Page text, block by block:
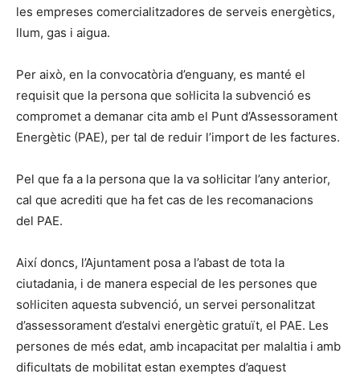
les empreses comercialitzadores de serveis energètics,
llum, gas i aigua.
Per això, en la convocatòria d’enguany, es manté el
requisit que la persona que sol·licita la subvenció es
compromet a demanar cita amb el Punt d’Assessorament
Energètic (PAE), per tal de reduir l’import de les factures.
Pel que fa a la persona que la va sol·licitar l’any anterior,
cal que acrediti que ha fet cas de les recomanacions
del PAE.
Així doncs, l’Ajuntament posa a l’abast de tota la
ciutadania, i de manera especial de les persones que
sol·liciten aquesta subvenció, un servei personalitzat
d’assessorament d’estalvi energètic gratuït, el PAE. Les
persones de més edat, amb incapacitat per malaltia i amb
dificultats de mobilitat estan exemptes d’aquest